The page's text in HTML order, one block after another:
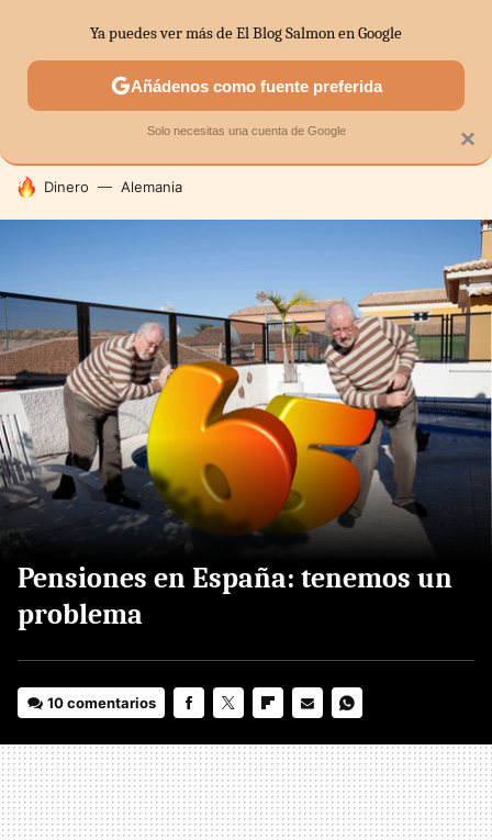
SECTORES ECONOMÍA DOMÉSTICA MERCADOS
HOY SE HABLA DE
Dinero Alemania
Pensiones en España: tenemos un
problema
10 comentarios
MAIL
×
Ya puedes ver más de El Blog Salmon en Google
Añádenos como fuente preferida
Solo necesitas una cuenta de Google